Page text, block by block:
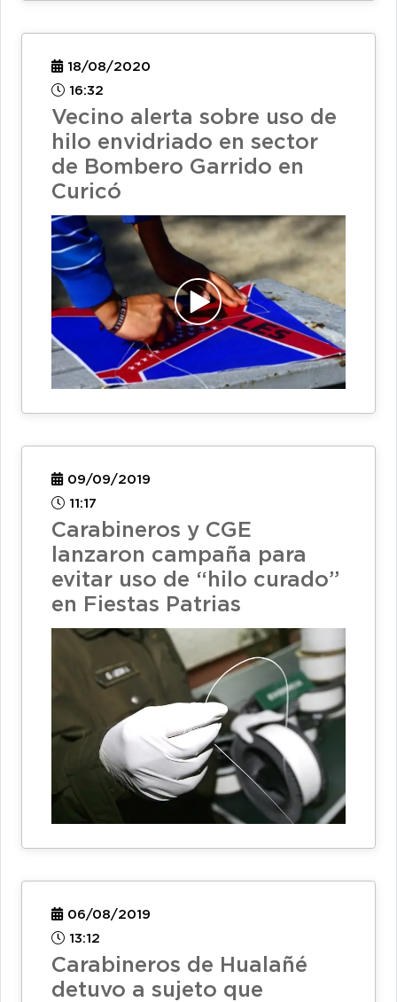
18/08/2020
16:32
Vecino alerta sobre uso de
hilo envidriado en sector
de Bombero Garrido en
Curicó
09/09/2019
11:17
Carabineros y CGE
lanzaron campaña para
evitar uso de “hilo curado”
en Fiestas Patrias
06/08/2019
13:12
Carabineros de Hualañé
detuvo a sujeto que